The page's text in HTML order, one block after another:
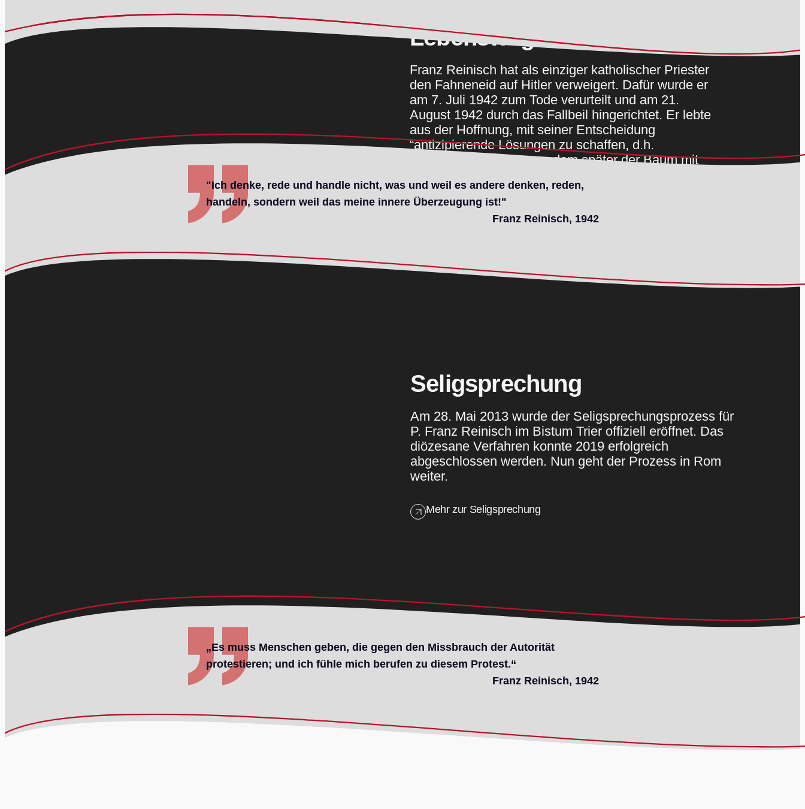
Lebensweg
Franz Reinisch hat als einziger katholischer Priester
den Fahneneid auf Hitler verweigert. Dafür wurde er
am 7. Juli 1942 zum Tode verurteilt und am 21.
August 1942 durch das Fallbeil hingerichtet. Er lebte
aus der Hoffnung, mit seiner Entscheidung
“antizipierende Lösungen zu schaffen, d.h.
Samenkorn zu sein, aus dem später der Baum mit
Mehr zum Lebensweg
"Ich denke, rede und handle nicht, was und weil es andere denken, reden,
handeln, sondern weil das meine innere Überzeugung ist!"
Franz Reinisch, 1942
Seligsprechung
Am 28. Mai 2013 wurde der Seligsprechungsprozess für
P. Franz Reinisch im Bistum Trier offiziell eröffnet. Das
diözesane Verfahren konnte 2019 erfolgreich
abgeschlossen werden. Nun geht der Prozess in Rom
weiter.
Mehr zur Seligsprechung
„Es muss Menschen geben, die gegen den Missbrauch der Autorität
protestieren; und ich fühle mich berufen zu diesem Protest.“
Franz Reinisch, 1942